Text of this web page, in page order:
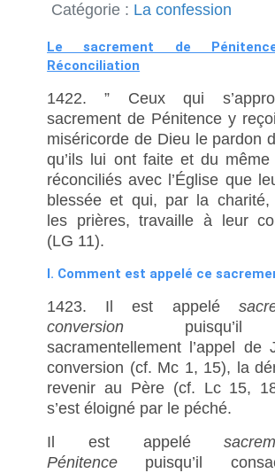
Catégorie : La confession
Le sacrement de
Réconciliation
1422. ” Ceux qui
sacrement de Pénitence y
miséricorde de Dieu le pardon
qu’ils lui ont faite et du
réconciliés avec l’Église que
blessée et qui, par la charité,
les prières, travaille à leur
(LG 11).
I. Comment est appelé ce
1423. Il est appelé
conversion puisqu’il
sacramentellement l’appel de
conversion (cf. Mc 1, 15), la
revenir au Père (cf. Lc 15,
s’est éloigné par le péché.
Il est appelé
Pénitence puisqu’il